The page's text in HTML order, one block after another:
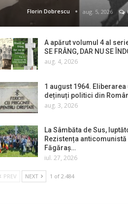
Florin Dobrescu aug. 5, 2026
A apărut volumul 4 al
SE FRÂNG, DAR NU SE
aug. 4, 2026
1 august 1964.
deținuți politici din
aug. 3, 2026
La Sâmbăta de Sus,
Rezistența anticomunistă
Făgăraș…
iul. 27, 2026
PREV NEXT 1 of 2.484